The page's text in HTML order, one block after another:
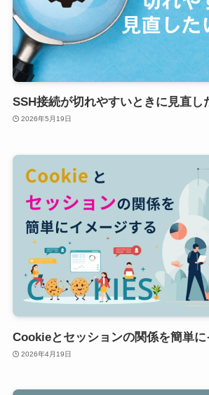
SSH接続が切れやすいときに見直し
2026年5月19日
Cookieとセッションの関係を簡単
2026年4月19日